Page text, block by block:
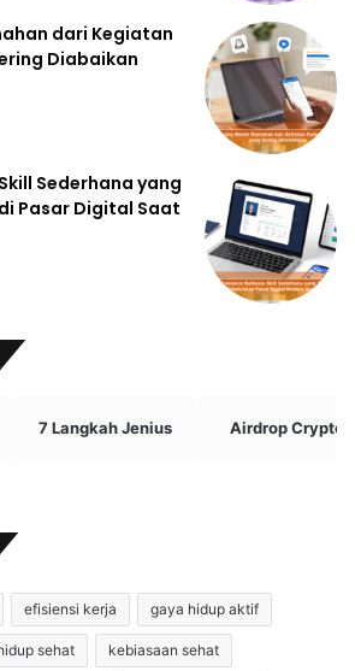
dari Kegiatan
Diabaikan
Sederhana yang
Pasar Digital Saat
7 Langkah Jenius Airdrop Crypto
efisiensi kerja gaya hidup aktif
sehat kebiasaan sehat